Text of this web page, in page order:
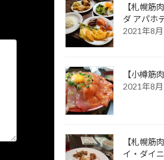
【札幌筋
ダ アパホ
2021年8
【小樽筋
2021年8
【札幌筋
イ・ダイ